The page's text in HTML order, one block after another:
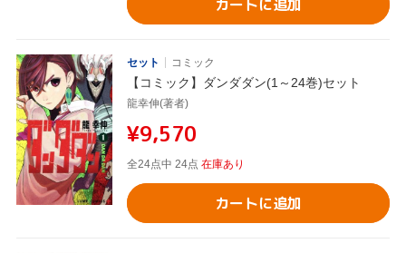
カートに追加
セット コミック
【コミック】ダンダダン(1～24巻)セット
龍幸伸(著者)
¥9,570
全24点中 24点 在庫あり
カートに追加